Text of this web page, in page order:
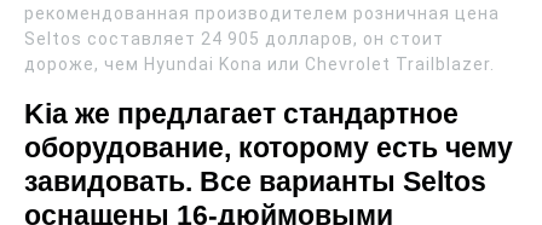
рекомендованная производителем розничная цена
Seltos составляет 24 905 долларов, он стоит
дороже, чем Hyundai Kona или Chevrolet Trailblazer.
Kia же предлагает стандартное
оборудование, которому есть чему
завидовать. Все варианты Seltos
оснащены 16-дюймовыми